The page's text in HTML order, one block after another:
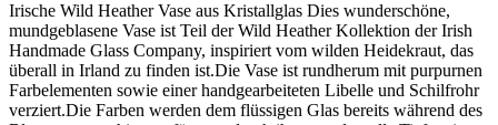
Irische Wild Heather Vase aus Kristallglas Dies wunderschöne,
mundgeblasene Vase ist Teil der Wild Heather Kollektion der Irish
Handmade Glass Company, inspiriert vom wilden Heidekraut, das
überall in Irland zu finden ist.Die Vase ist rundherum mit purpurnen
Farbelementen sowie einer handgearbeiteten Libelle und Schilfrohr
verziert.Die Farben werden dem flüssigen Glas bereits während des